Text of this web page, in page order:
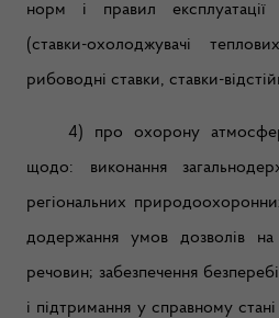
норм і правил експлуатації
(ставки-охолоджувачі
рибоводні ставки, ставки-
4) про охорону
щодо: виконання
регіональних
додержання умов дозволів
речовин; забезпечення
і підтримання у справному